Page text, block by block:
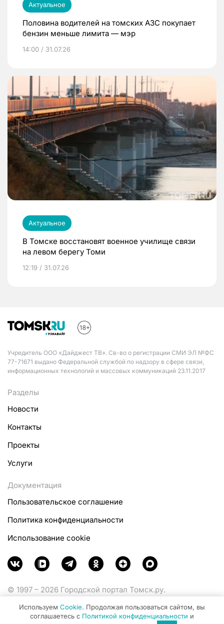
Актуальное
Половина водителей на томских АЗС покупает
бензин меньше лимита — мэр
14:00 / 31.07.26
Актуальное
В Томске восстановят военное училище связи
на левом берегу Томи
12:19 / 31.07.26
Учредитель ООО «Дайджест ТВ». Св-во о регистрации СМИ ЭЛ №ФС
77-71671 выдано Федеральной службой по надзору в сфере связи,
информационных технологий и массовых коммуникаций 23.11.2017
Разделы
Новости
Контакты
Проекты
Услуги
Документация
Пользовательское соглашение
Политика конфиденциальности
Использование cookie
© 1997 – 2026 Городской портал Томск.ру.
Министерства цифрового развития, связи и массовых
коммуникаций Российской Федерации.
Используем Cookie. Продолжая пользоваться сайтом, вы
соглашаетесь с Политикой конфиденциальности и